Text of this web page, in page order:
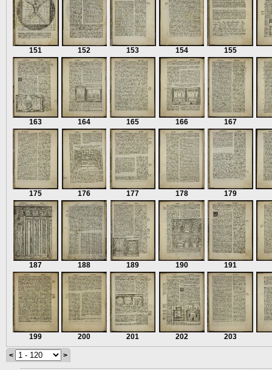
151 152 153 154 155
163 164 165 166 167
175 176 177 178 179
187 188 189 190 191
199 200 201 202 203
< >